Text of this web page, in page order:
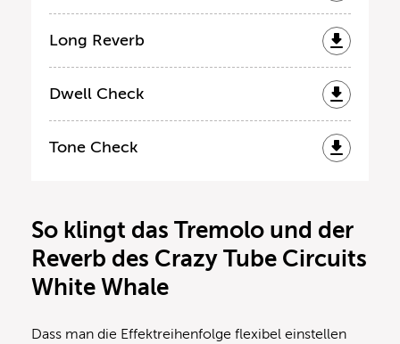
Long Reverb
Dwell Check
Tone Check
So klingt das Tremolo und der
Reverb des Crazy Tube Circuits
White Whale
Dass man die Effektreihenfolge flexibel einstellen